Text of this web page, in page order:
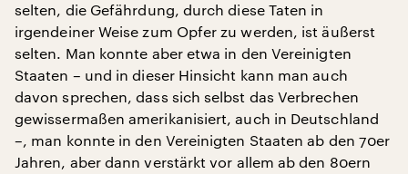
selten, die Gefährdung, durch diese Taten in
irgendeiner Weise zum Opfer zu werden, ist äußerst
selten. Man konnte aber etwa in den Vereinigten
Staaten – und in dieser Hinsicht kann man auch
davon sprechen, dass sich selbst das Verbrechen
gewissermaßen amerikanisiert, auch in Deutschland
–, man konnte in den Vereinigten Staaten ab den 70er
Jahren, aber dann verstärkt vor allem ab den 80ern